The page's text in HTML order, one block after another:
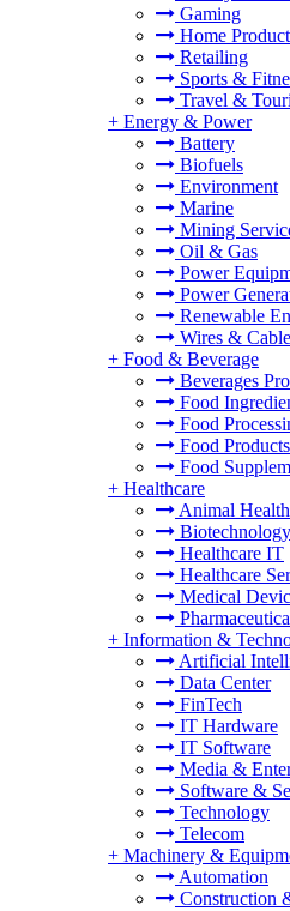
Gaming
Home
Retailing
Sports &
Travel &
+ Energy & Power
Battery
Biofuels
Environment
Marine
Mining
Oil & Gas
Power
Power
Renewable
Wires &
+ Food & Beverage
Beverages
Food
Food
Food Products
Food
+ Healthcare
Animal Health
Biotechnology
Healthcare IT
Healthcare
Medical
+ Information &
Artificial
Data Center
FinTech
IT Hardware
IT Software
Media &
Software &
Technology
Telecom
+ Machinery &
Automation
Construction